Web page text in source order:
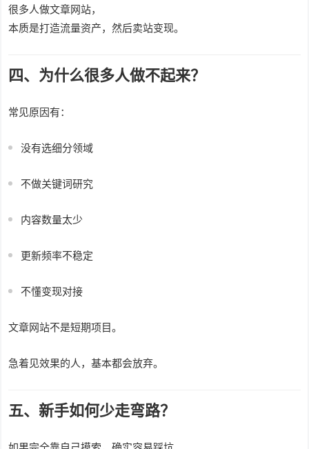
很多人做文章网站，
本质是打造流量资产，然后卖站变现。
四、为什么很多人做不起来？
常见原因有：
没有选细分领域
不做关键词研究
内容数量太少
更新频率不稳定
不懂变现对接
文章网站不是短期项目。
急着见效果的人，基本都会放弃。
五、新手如何少走弯路？